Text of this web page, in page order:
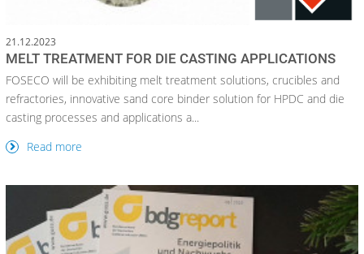
21.12.2023
MELT TREATMENT FOR DIE CASTING APPLICATIONS
FOSECO will be exhibiting melt treatment solutions, crucibles and
refractories, innovative sand core binder solution for HPDC and die
casting processes and applications a...
Read more